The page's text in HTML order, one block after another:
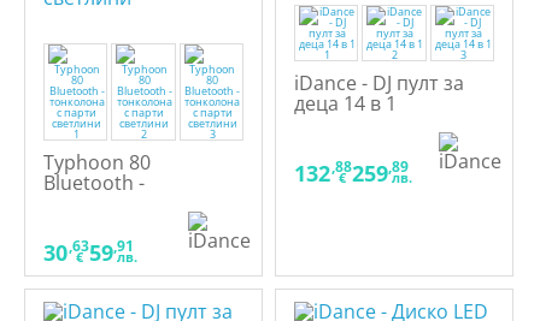
Typhoon 80
Bluetooth -
30,63
€ 59,91
лв.
iDance - DJ пулт за
деца 14 в 1
132,88
€ 259,89
лв.